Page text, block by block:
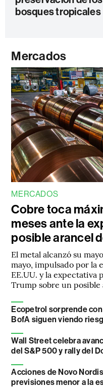
bosques tropicales
Mercados
MERCADOS
Cobre toca
meses ante la
posible arancel
El metal alcanzó su
mayo, impulsado por la
EE.UU. y la expectativa
Trump sobre un
Ecopetrol sorprende
BofA siguen viendo
Wall Street celebra
del S&P 500 y rally del
Acciones de Novo
previsiones menor a la